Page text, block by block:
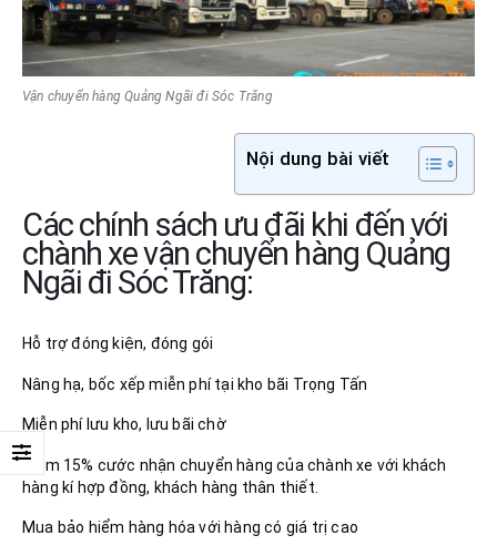
Vận chuyển hàng Quảng Ngãi đi Sóc Trăng
Nội dung bài viết
Các chính sách ưu đãi khi đến với
chành xe vận chuyển hàng Quảng
Ngãi đi Sóc Trăng:
Hỗ trợ đóng kiện, đóng gói
Nâng hạ, bốc xếp miễn phí tại kho bãi Trọng Tấn
Miễn phí lưu kho, lưu bãi chờ
Giảm 15% cước nhận chuyển hàng của chành xe với khách
hàng kí hợp đồng, khách hàng thân thiết.
Mua bảo hiểm hàng hóa với hàng có giá trị cao